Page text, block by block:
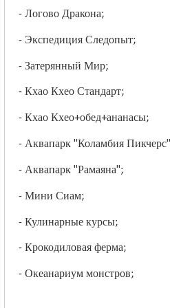
- Логово Дракона;
- Экспедиция Следопыт;
- Затерянный Мир;
- Кхао Кхео Стандарт;
- Кхао Кхео+обед+ананасы;
- Аквапарк "Коламбия
- Аквапарк "Рамаяна";
- Мини Сиам;
- Кулинарные курсы;
- Крокодиловая ферма;
- Океанариум монстров;